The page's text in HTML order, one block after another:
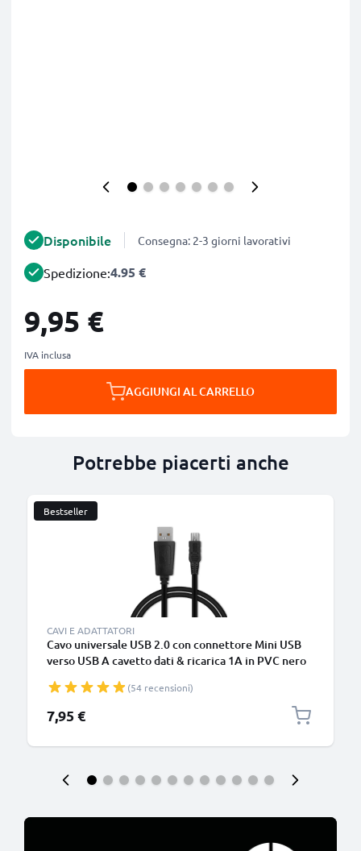
Disponibile Consegna: 2-3 giorni lavorativi
Spedizione:4.95 €
9,95 €
IVA inclusa
AGGIUNGI AL CARRELLO
Potrebbe piacerti anche
Bestseller
CAVI E ADATTATORI
Cavo universale USB 2.0 con connettore Mini USB
verso USB A cavetto dati & ricarica 1A in PVC nero
(54 recensioni)
7,95 €